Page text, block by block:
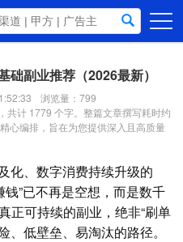
础副业推荐（2026最新）
浏览量：799
共计 1779 个字。整篇文章撰写耗时约
心编排，旨在为您提供深入且高质量
化、数字消费持续升级的
”已不再是空想，而是数千
正可持续的副业，绝非“刷单
、低壁垒、易淘汰的路径。